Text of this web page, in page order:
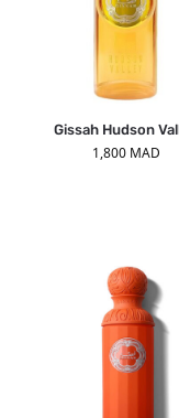
Gissah Hudson
1,800 MAD